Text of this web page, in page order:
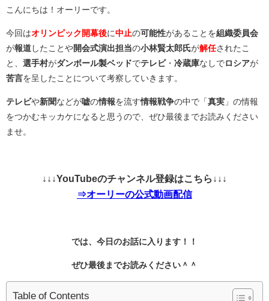
こんにちは！オーリーです。
今回はオリンピック開幕後に中止の可能性があることを組織委員会
が報道 したことや開会式演出担当の小林賢太郎氏が解任されたこ
と、 選手村がダンボール製ベッドでテレビ・ 冷蔵庫なしでロシアが
苦言を呈したことについて考察していきます。
テレビや新聞などが嘘の情報を流す情報戦争の中で「 真実 」の情報
をつかむキッカケになると思うので、ぜひ最後までお読みください
ませ。
↓↓↓YouTubeのチャンネル登録はこちら↓↓↓
⇒オーリーの公式動画配信
では、今日のお話に入ります！！
ぜひ最後までお読みください＾＾
Table of Contents